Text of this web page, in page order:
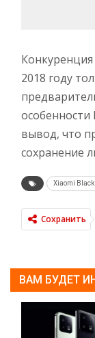
2018 году
особенности
вывод, что
сохранение
Xiaomi Black
Сохранить
ВАМ БУДЕТ